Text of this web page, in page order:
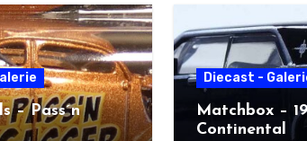
– Pass´n
Diecast -
Matchbox –
Continental